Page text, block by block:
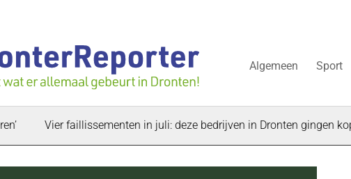
Algemeen Sport
Vier faillissementen in juli: deze bedrijven in Dronten gingen kopje onder